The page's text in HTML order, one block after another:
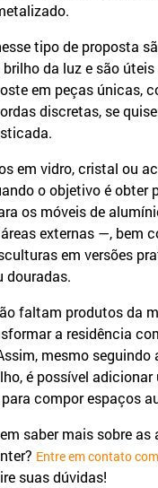
tipo de proposta
da luz e são
em peças únicas,
discretas, se
em vidro, cristal ou
o objetivo é obter
os móveis de
externas —, bem
em versões
douradas.
faltam produtos da
a residência
mesmo seguindo
é possível adicionar
compor espaços
saber mais sobre
Entre em contato
suas dúvidas!